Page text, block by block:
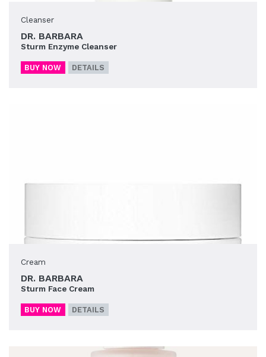
Cleanser
DR. BARBARA
Sturm Enzyme Cleanser
BUY NOW DETAILS
Cream
DR. BARBARA
Sturm Face Cream
BUY NOW DETAILS